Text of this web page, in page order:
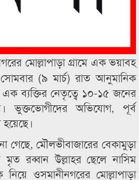
মোল্লাপাড়া গ্রামে এক ভয়াবহ
(৯ মার্চ) রাত আনুমানিক
ব্যক্তির নেতৃত্বে ১০-১৫ জনের
ভুক্তভোগীদের অভিযোগ, পূর্ব
গেছে, মৌলভীবাজারের বেকামুড়া
রব্বান উল্লাহর ছেলে নাসিম
ওসমানীনগরের মোল্লাপাড়া